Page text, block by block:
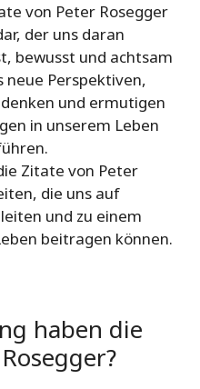
von Peter Rosegger
der uns daran
bewusst und achtsam
neue Perspektiven,
und ermutigen
in unserem Leben
Zitate von Peter
die uns auf
und zu einem
beitragen können.
haben die